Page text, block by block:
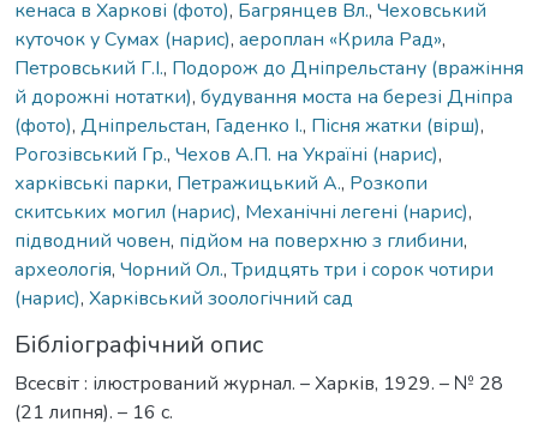
кенаса в Харкові (фото), Багрянцев Вл., Чеховський
куточок у Сумах (нарис), аероплан «Крила Рад»,
Петровський Г.І., Подорож до Дніпрельстану (вражіння
й дорожні нотатки), будування моста на березі Дніпра
(фото), Дніпрельстан, Гаденко І., Пісня жатки (вірш),
Рогозівський Гр., Чехов А.П. на Україні (нарис),
харківські парки, Петражицький А., Розкопи
скитських могил (нарис), Механічні легені (нарис),
підводний човен, підйом на поверхню з глибини,
археологія, Чорний Ол.,Тридцять три і сорок чотири
(нарис), Харківський зоологічний сад
Бібліографічний опис
Всесвіт : ілюстрований журнал. – Харків, 1929. – № 28
(21 липня). – 16 с.